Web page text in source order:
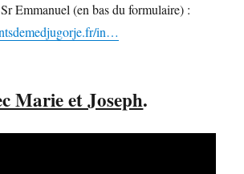
Emmanuel (en bas du formulaire) :
in…
Marie et Joseph.